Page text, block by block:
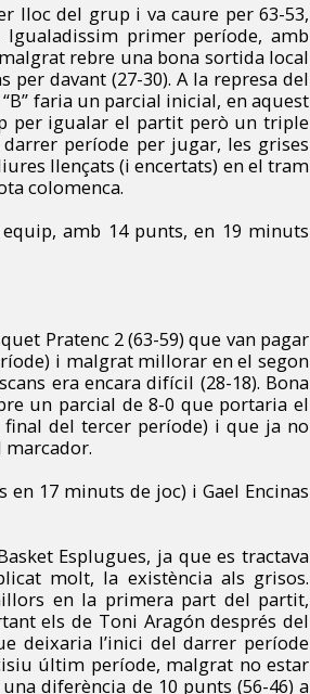
lloc del grup i va caure per 63-53,
primer període, amb
rebre una bona sortida local
davant (27-30). A la represa del
faria un parcial inicial, en aquest
per igualar el partit però un triple
període per jugar, les grises
llençats (i encertats) en el tram
colomenca.
amb 14 punts, en 19 minuts
Pratenc 2 (63-59) que van pagar
i malgrat millorar en el segon
era encara difícil (28-18). Bona
un parcial de 8-0 que portaria el
del tercer període) i que ja no
marcador.
17 minuts de joc) i Gael Encinas
Esplugues, ja que es tractava
molt, la existència als grisos.
en la primera part del partit,
els de Toni Aragón després del
deixaria l’inici del darrer període
últim període, malgrat no estar
diferència de 10 punts (56-46) a